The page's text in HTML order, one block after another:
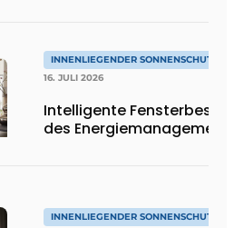
INNENLIEGENDER SONNENSCHUTZ &
16. JULI 2026
Intelligente
des
INNENLIEGENDER SONNENSCHUTZ &